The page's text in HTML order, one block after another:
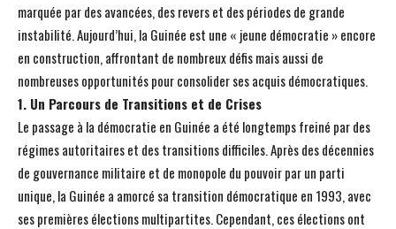
marquée par des avancées, des revers et des périodes de grande
instabilité. Aujourd’hui, la Guinée est une « jeune démocratie » encore
en construction, affrontant de nombreux défis mais aussi de
nombreuses opportunités pour consolider ses acquis démocratiques.
1. Un Parcours de Transitions et de Crises
Le passage à la démocratie en Guinée a été longtemps freiné par des
régimes autoritaires et des transitions difficiles. Après des décennies
de gouvernance militaire et de monopole du pouvoir par un parti
unique, la Guinée a amorcé sa transition démocratique en 1993, avec
ses premières élections multipartites. Cependant, ces élections ont